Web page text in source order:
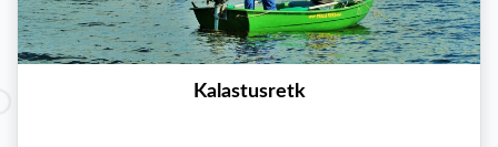
Kalastusretk